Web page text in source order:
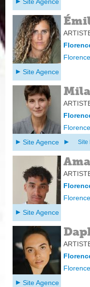
Site Agence
Mila
Site Agence
Site
Site Agence
Site Agence